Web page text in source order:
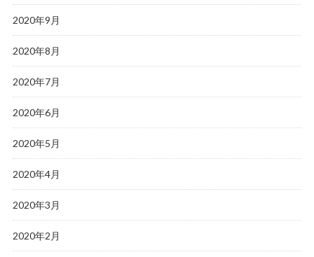
2020年9月
2020年8月
2020年7月
2020年6月
2020年5月
2020年4月
2020年3月
2020年2月